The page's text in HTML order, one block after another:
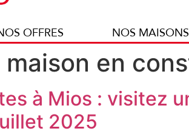
OFFRES NOS MAISONS
maison en
à Mios : visitez
2025